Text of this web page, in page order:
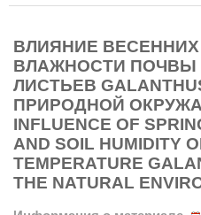
ВЛИЯНИЕ ВЕСЕННИХ
ВЛАЖНОСТИ ПОЧВЫ
ЛИСТЬЕВ
ПРИРОДНОЙ
INFLUENCE OF
AND SOIL HUMIDITY
TEMPERATURE
THE NATURAL